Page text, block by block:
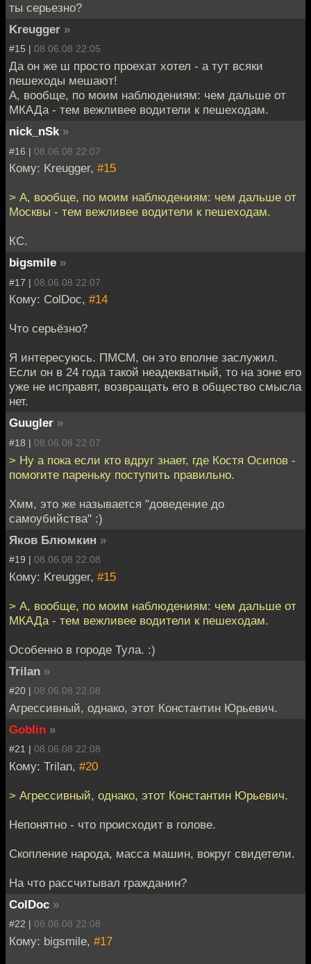
ты серьезно?
Kreugger »
#15 | 08.06.08 22:05
Да он же ш просто проехат хотел - а тут всяки
пешеходы мешают!
А, вообще, по моим наблюдениям: чем дальше от
МКАДа - тем вежливее водители к пешеходам.
nick_nSk »
#16 | 08.06.08 22:07
Кому: Kreugger, #15
> А, вообще, по моим наблюдениям: чем дальше от
Москвы - тем вежливее водители к пешеходам.
КС.
bigsmile »
#17 | 08.06.08 22:07
Кому: ColDoc, #14
Что серьёзно?
Я интересуюсь. ПМСМ, он это вполне заслужил.
Если он в 24 года такой неадекватный, то на зоне его
уже не исправят, возвращать его в общество смысла
нет.
Guugler »
#18 | 08.06.08 22:07
> Ну а пока если кто вдруг знает, где Костя Осипов -
помогите пареньку поступить правильно.
Хмм, это же называется "доведение до
самоубийства" :)
Яков Блюмкин »
#19 | 08.06.08 22:08
Кому: Kreugger, #15
> А, вообще, по моим наблюдениям: чем дальше от
МКАДа - тем вежливее водители к пешеходам.
Особенно в городе Тула. :)
Trilan »
#20 | 08.06.08 22:08
Агрессивный, однако, этот Константин Юрьевич.
Goblin »
#21 | 08.06.08 22:08
Кому: Trilan, #20
> Агрессивный, однако, этот Константин Юрьевич.
Непонятно - что происходит в голове.
Скопление народа, масса машин, вокруг свидетели.
На что рассчитывал гражданин?
ColDoc »
#22 | 08.06.08 22:08
Кому: bigsmile, #17